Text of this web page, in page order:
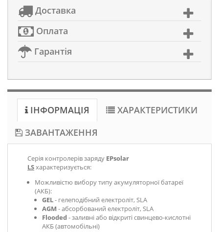
Доставка
Оплата
Гарантія
ІНФОРМАЦІЯ
ХАРАКТЕРИСТИКИ
ЗАВАНТАЖЕННЯ
Серія контролерів заряду EPsolar
LSхарактеризується:
Можливістю вибору типу акумуляторної батареї
(АКБ):
GEL- гелеподібний електроліт, SLA
AGM - абсорбований електроліт, SLA
Flooded- заливні або відкриті свинцево-кислотні
АКБ (автомобільні)